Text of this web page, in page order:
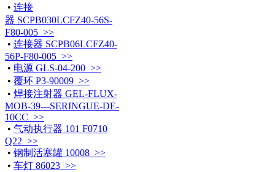
• 连接
器 SCPB030LCFZ40-56S-
F80-005 >>
• 连接器 SCPB06LCFZ40-
56P-F80-005 >>
• 电源 GLS-04-200 >>
• 覆环 P3-90009 >>
• 焊接注射器 GEL-FLUX-
MOB-39---SERINGUE-DE-
10CC >>
• 气动执行器 101 F0710
Q22 >>
• 钢制活塞罐 10008 >>
• 车灯 86023 >>